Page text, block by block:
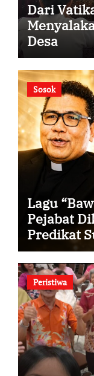
Dari
Desa
Sosok
Lagu
Pejabat
Predikat
Peristiwa